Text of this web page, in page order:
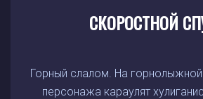
СКОРОСТНОЙ
Горный слалом. На
персонажа караулят